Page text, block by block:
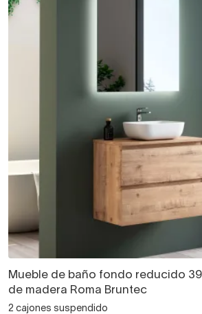
Mueble de baño fondo reducido
de madera Roma Bruntec
2 cajones suspendido